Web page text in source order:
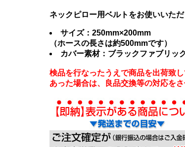
ネックピロー用ベルトをお使いいた
サイズ：250mm×200mm
（ホースの長さは約500mmです）
カバー素材：ブラックファブリッ
検品を行なったうえで商品を出荷致
あった場合は、良品交換等の対応をさ